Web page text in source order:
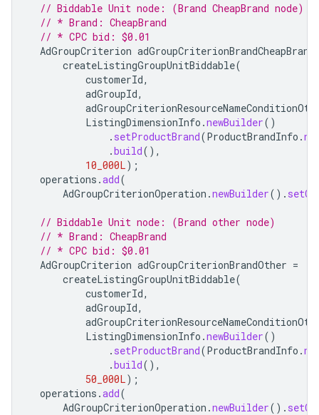
// Biddable Unit node: (Brand CheapBrand node)
// * Brand: CheapBrand
// * CPC bid: $0.01
AdGroupCriterion adGroupCriterionBrandCheapBrand
createListingGroupUnitBiddable(
customerId,
adGroupId,
ListingDimensionInfo .newBuilder()
. setProductBrand(ProductBrandInfo .
.build(),
10_000L);
operations .add(
AdGroupCriterionOperation .newBuilder().
// Biddable Unit node: (Brand other node)
// * Brand: CheapBrand
// * CPC bid: $0.01
AdGroupCriterion adGroupCriterionBrandOther =
createListingGroupUnitBiddable(
customerId,
adGroupId,
ListingDimensionInfo .newBuilder()
. setProductBrand(ProductBrandInfo .
.build(),
50_000L);
operations .add(
AdGroupCriterionOperation .newBuilder().